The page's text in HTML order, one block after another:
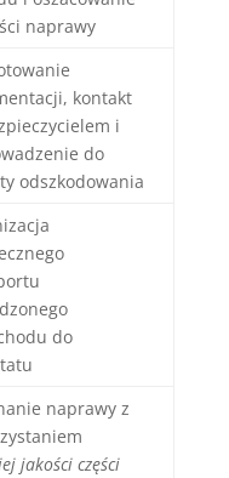
naprawy
kontakt
i
do
odszkodowania
do
naprawy z
jakości części